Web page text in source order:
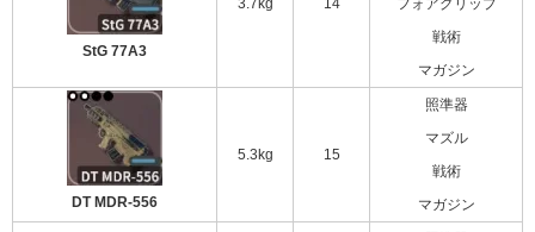
StG 77A3
3.7kg 14 フォアグリップ
戦術
マガジン
DT MDR-556
5.3kg 15
照準器
マズル
戦術
マガジン